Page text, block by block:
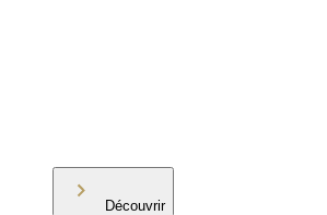
Découvrir